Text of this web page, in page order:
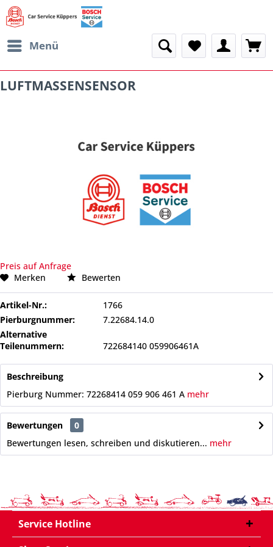
Menü
LUFTMASSENSENSOR
Preis auf Anfrage
Merken
Bewerten
Artikel-Nr.:
1766
Pierburgnummer:
7.22684.14.0
Alternative
Teilenummern:
722684140 059906461A
Beschreibung
Pierburg Nummer: 72268414 059 906 461 A mehr
Bewertungen
0
Bewertungen lesen, schreiben und diskutieren... mehr
Service Hotline